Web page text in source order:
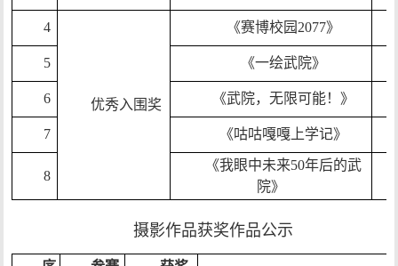
4
优秀入围奖
《赛博校园2077》
5 《一绘武院》
6 《武院，无限可能！》
7 《咕咕嘎嘎上学记》
8
《我眼中未来50年后的武
院》
摄影作品获奖作品公示